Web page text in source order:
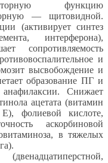
функцию
— щитовидной.
(активирует синтез
интерферона),
сопротивляемость
и
высвобождение и
образование ПГ и
Снижает
ацетата (витамин
фолиевой кислоте,
аскорбиновой
в тяжелых